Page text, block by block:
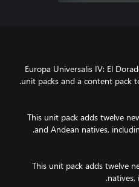
Europa Universalis IV: El
This unit pack adds twelve
This unit pack adds twelve